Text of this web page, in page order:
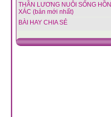
THẦN LƯƠNG NUÔI SỐNG HỒN
XÁC (bản mới nhất)
BÀI HAY CHIA SẺ